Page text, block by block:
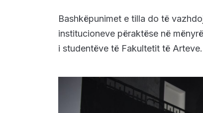
Bashkëpunimet e tilla do të
institucioneve përaktëse në
i studentëve të Fakultetit të Arteve.